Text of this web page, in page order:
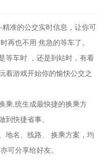
准的公交实时信息，让你可
再也不用 焦急的等车了。
车时 ，还是到站时，有看
着游戏开始你的愉快公交之
,统生成最快捷的换乘方
到快捷省事。
名、线路、 换乘方案，均
可分享给好友。